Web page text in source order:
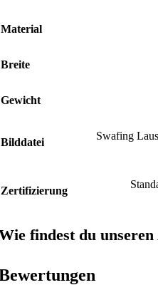
Material
Breite
Gewicht
Bilddatei
Swafing
Zertifizierung
findest du